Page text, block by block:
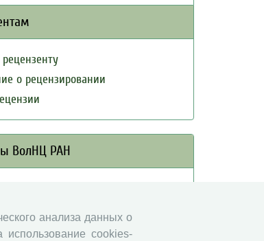
о рецензировании
ВолНЦ РАН
территориального развития
анализа данных о
cookies-